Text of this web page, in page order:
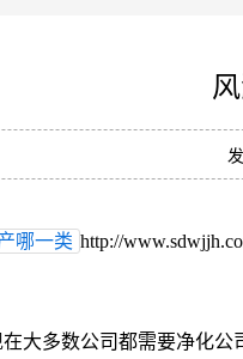
哪一类 http://
大多数公司都需要净化